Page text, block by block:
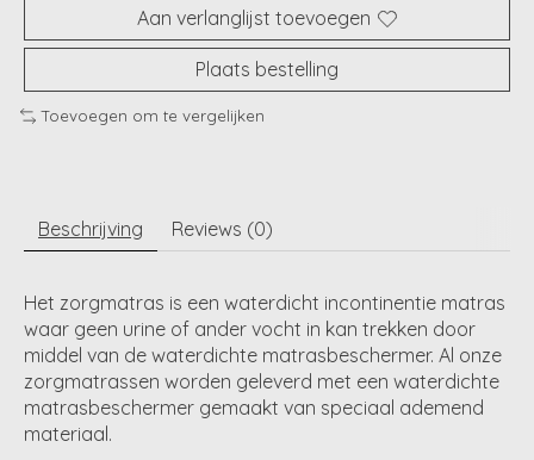
Aan verlanglijst toevoegen
Plaats bestelling
Toevoegen om te vergelijken
Beschrijving Reviews (0)
Het zorgmatras is een waterdicht incontinentie matras
waar geen urine of ander vocht in kan trekken door
middel van de waterdichte matrasbeschermer. Al onze
zorgmatrassen worden geleverd met een waterdichte
matrasbeschermer gemaakt van speciaal ademend
materiaal.